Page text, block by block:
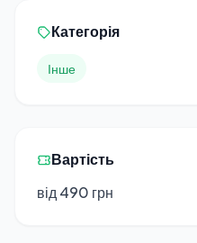
Категорія
Інше
Вартість
від 490 грн